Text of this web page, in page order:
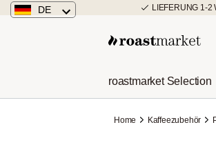
LIEFERUNG 1-2
DE
Niederlande
roastmarket Selection
Home Kaffeezubehör